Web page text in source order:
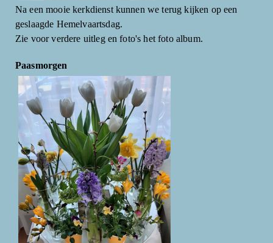
Na een mooie kerkdienst kunnen we terug kijken op een
geslaagde Hemelvaartsdag.
Zie voor verdere uitleg en foto's het foto album.
Paasmorgen